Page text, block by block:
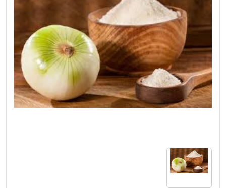
حساب
کاربری